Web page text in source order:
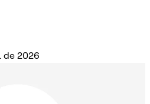
de 2026